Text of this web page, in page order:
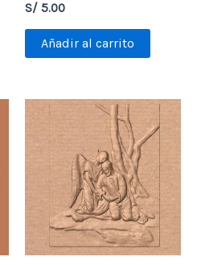
S/ 5.00
Añadir al carrito